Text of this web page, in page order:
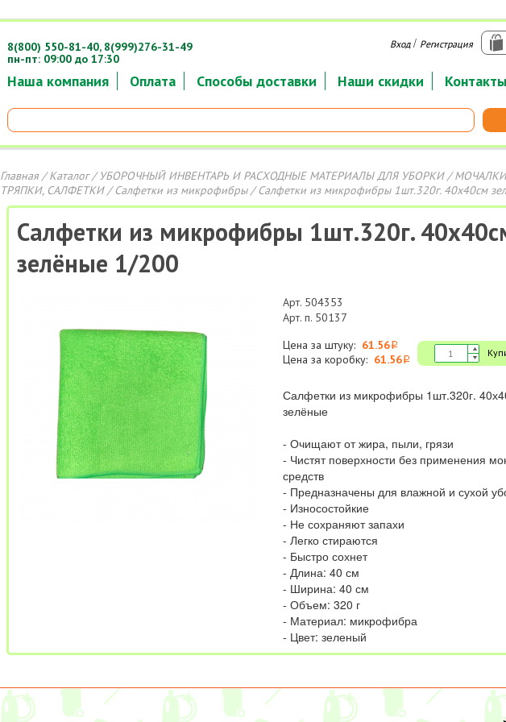
Наша компания Оплата Способы доставки Наши скидки Контакты
Вход/ Регистрация
8(800) 550-81-40, 8(999)276-31-49
пн-пт: 09:00 до 17:30
Главная/Каталог/УБОРОЧНЫЙ ИНВЕНТАРЬ И РАСХОДНЫЕ МАТЕРИАЛЫ ДЛЯ УБОРКИ/
ТРЯПКИ, САЛФЕТКИ/Салфетки из микрофибры/ Салфетки из микрофибры 1шт.320г. 40х40см
Салфетки из микрофибры 1шт.320г.
зелёные 1/200
Арт. 504353
Арт. п. 50137
Цена за штуку: 61.56i
Цена за коробку: 61.56i
Салфетки из микрофибры 1шт.320г.
зелёные
- Очищают от жира, пыли, грязи
- Чистят поверхности без применения
средств
- Предназначены для влажной и сухой
- Износостойкие
- Не сохраняют запахи
- Легко стираются
- Быстро сохнет
- Длина: 40 см
- Ширина: 40 см
- Объем: 320 г
- Материал: микрофибра
- Цвет: зеленый